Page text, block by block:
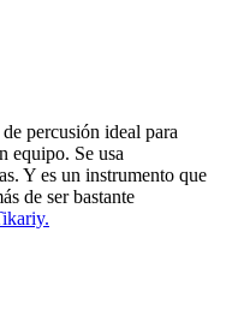
percusión ideal para
equipo. Se usa
Y es un instrumento que
de ser bastante